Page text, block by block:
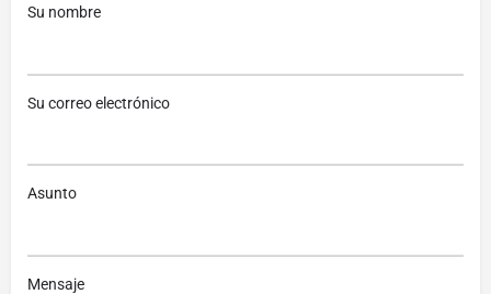
Su nombre
Su correo electrónico
Asunto
Mensaje